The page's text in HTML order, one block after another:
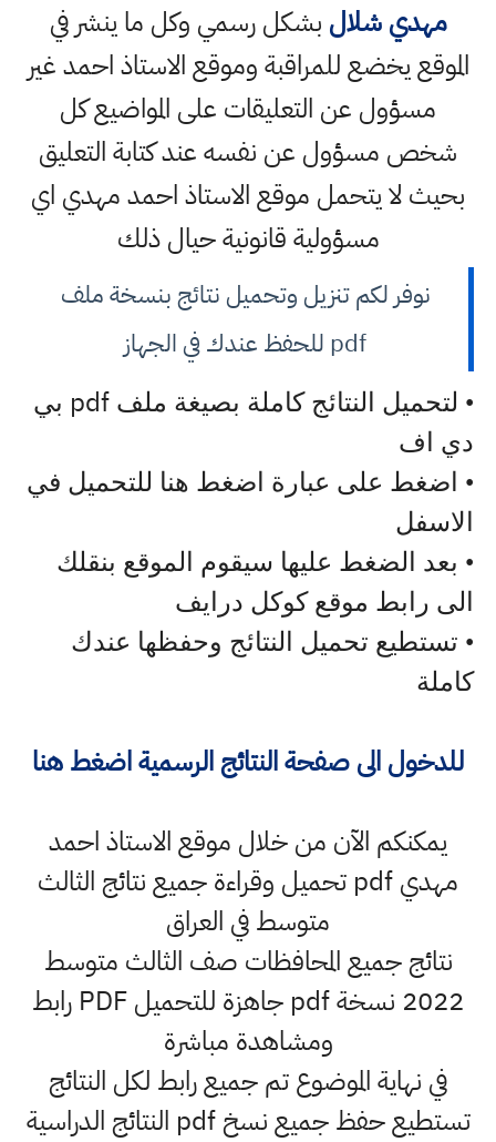
مهدي شلال بشكل رسمي وكل ما ينشر في
الموقع يخضع للمراقبة وموقع الاستاذ احمد غير
مسؤول عن التعليقات على المواضيع كل
شخص مسؤول عن نفسه عند كتابة التعليق
بحيث لا يتحمل موقع الاستاذ احمد مهدي اي
مسؤولية قانونية حيال ذلك
نوفر لكم تنزيل وتحميل نتائج بنسخة ملف
pdf للحفظ عندك في الجهاز
• لتحميل النتائج كاملة بصيغة ملف pdf بي
دي اف
• اضغط على عبارة اضغط هنا للتحميل في
الاسفل
• بعد الضغط عليها سيقوم الموقع بنقلك
الى رابط موقع كوكل درايف
• تستطيع تحميل النتائج وحفظها عندك
كاملة
للدخول الى صفحة النتائج الرسمية اضغط هنا
يمكنكم الآن من خلال موقع الاستاذ احمد
مهدي pdf تحميل وقراءة جميع نتائج الثالث
متوسط في العراق
نتائج جميع المحافظات صف الثالث متوسط
2022 نسخة pdf جاهزة للتحميل PDF رابط
ومشاهدة مباشرة
في نهاية الموضوع تم جميع رابط لكل النتائج
تستطيع حفظ جميع نسخ pdf النتائج الدراسية